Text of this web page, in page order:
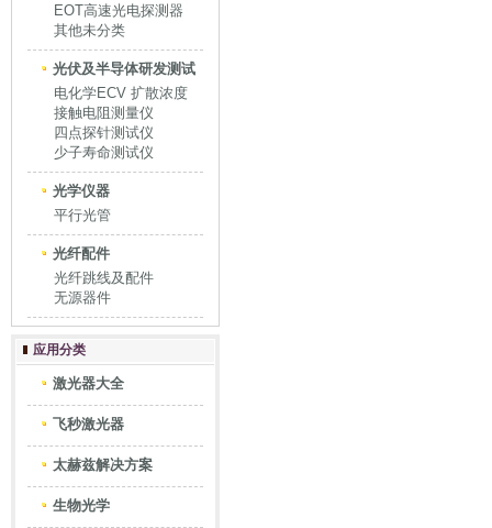
EOT高速光电探测器
其他未分类
光伏及半导体研发测试
电化学ECV 扩散浓度
接触电阻测量仪
四点探针测试仪
少子寿命测试仪
光学仪器
平行光管
光纤配件
光纤跳线及配件
无源器件
应用分类
激光器大全
飞秒激光器
太赫兹解决方案
生物光学